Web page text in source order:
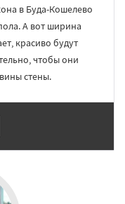
в Буда-Кошелево
А вот ширина
красиво будут
чтобы они
стены.